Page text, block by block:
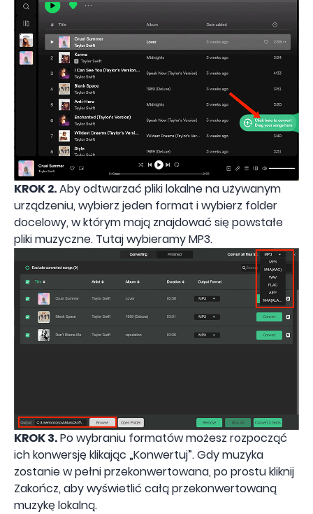
KROK 2.Aby odtwarzać pliki lokalne na używanym
urządzeniu, wybierz jeden format i wybierz folder
docelowy, w którym mają znajdować się powstałe
pliki muzyczne. Tutaj wybieramy MP3.
KROK 3.Po wybraniu formatów możesz rozpocząć
ich konwersję klikając „Konwertuj”. Gdy muzyka
zostanie w pełni przekonwertowana, po prostu kliknij
Zakończ, aby wyświetlić całą przekonwertowaną
muzykę lokalną.